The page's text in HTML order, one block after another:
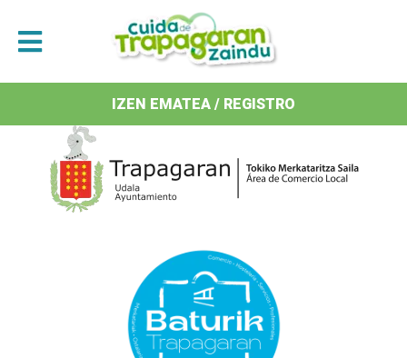
Antolatzaileak / Organizan
IZEN EMATEA / REGISTRO